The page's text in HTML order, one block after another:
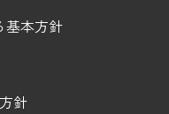
基本方針
針